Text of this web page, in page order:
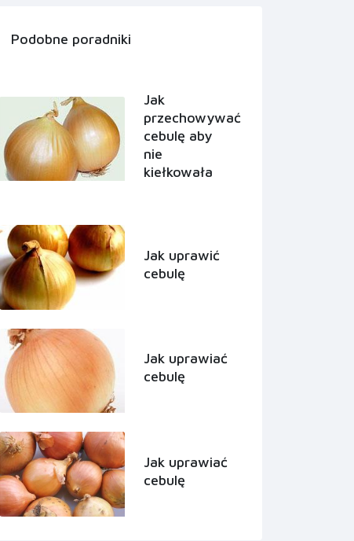
Podobne poradniki
Jak
przechowywać
cebulę aby
nie
kiełkowała
Jak uprawić
cebulę
Jak uprawiać
cebulę
Jak uprawiać
cebulę